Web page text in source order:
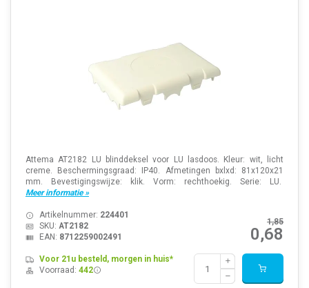
Attema AT2182 LU blinddeksel voor LU lasdoos. Kleur: wit, licht
creme. Beschermingsgraad: IP40. Afmetingen bxlxd: 81x120x21
mm. Bevestigingswijze: klik. Vorm: rechthoekig. Serie: LU.
Meer informatie »
1,85
0,68
Artikelnummer: 224401
SKU: AT2182
EAN: 8712259002491
Voor 21u besteld, morgen in huis*
Voorraad: 442